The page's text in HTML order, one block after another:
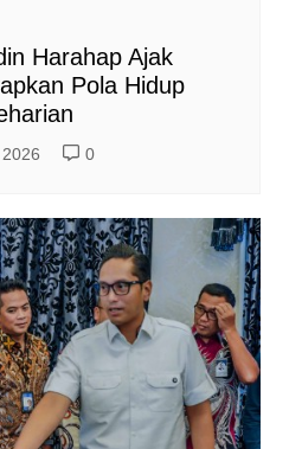
Harahap Ajak
Pola Hidup
0